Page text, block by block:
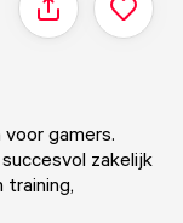
Delen
gamers.
zakelijk